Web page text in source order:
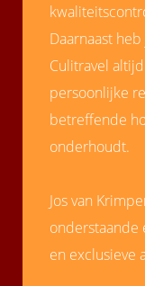
Daarnaast
Culitravel
persoonlijke
betreffende
onderhoudt.
Jos van
onderstaande
en exclusieve